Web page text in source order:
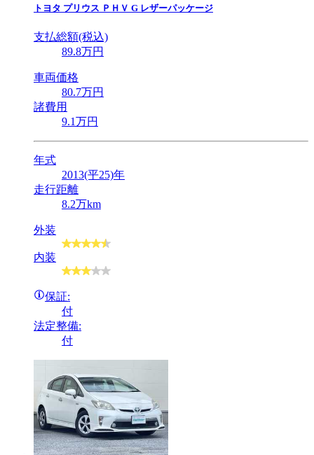
トヨタ プリウス ＰＨＶ G レザーパッケージ
支払総額(税込)
89.8万円
車両価格
80.7万円
諸費用
9.1万円
年式
2013(平25)年
走行距離
8.2万km
外装
内装
保証:
付
法定整備:
付